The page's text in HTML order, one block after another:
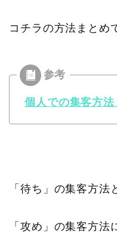
コチラの方法まとめ
個人での集客方法
「待ち」の集客方法
「攻め」の集客方法